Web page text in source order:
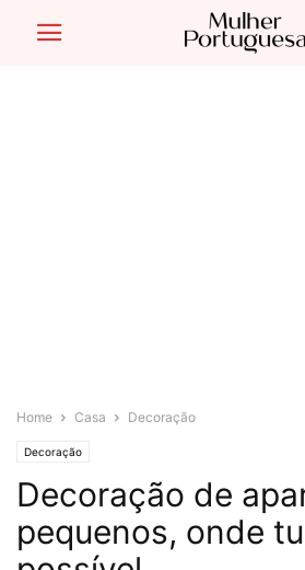
Home Casa Decoração
Decoração
Decoração de
pequenos, onde